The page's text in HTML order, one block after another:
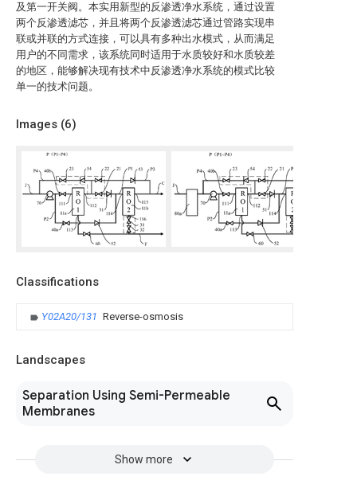
及第一开关阀。本实用新型的反渗透净水系统，通过设置
两个反渗透滤芯，并且将两个反渗透滤芯通过管路实现串
联或并联的方式连接，可以具有多种出水模式，从而满足
用户的不同需求，该系统同时适用于水质较好和水质较差
的地区，能够解决现有技术中反渗透净水系统的模式比较
单一的技术问题。
Images (6)
Classifications
Y02A20/131 Reverse-osmosis
Landscapes
Separation Using Semi-Permeable
Membranes
Show more